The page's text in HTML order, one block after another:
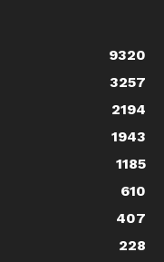
9320
3257
2194
1943
1185
610
407
228